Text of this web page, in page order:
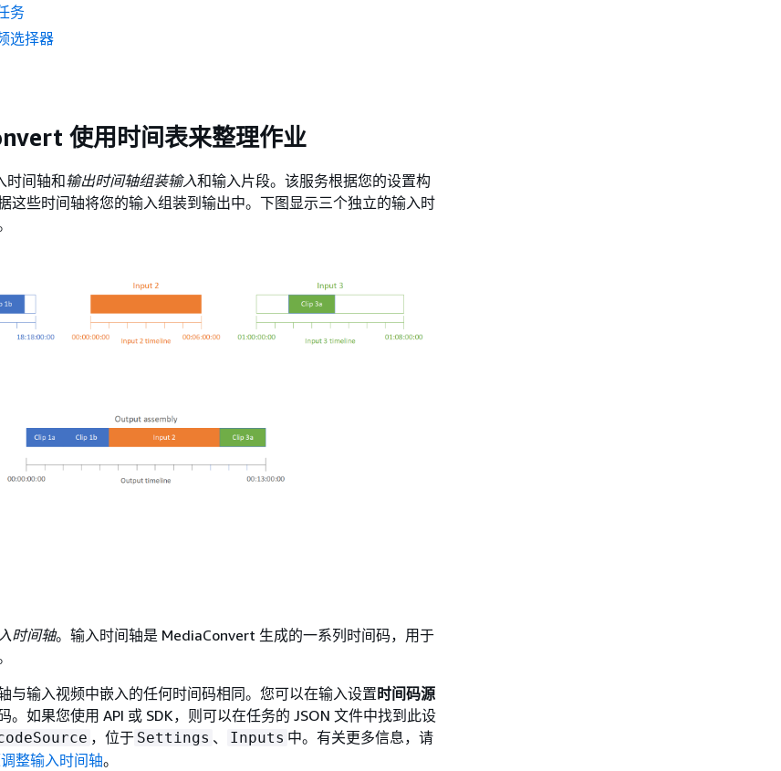
务
选择器
使用时间表来整理作业
时间轴和输出时间轴组装输入和输入片段。该服务根据您的设置构
这些时间轴将您的输入组装到输出中。下图显示三个独立的输入时
时间轴。输入时间轴是 MediaConvert 生成的一系列时间码，用于
与输入视频中嵌入的任何时间码相同。您可以在输入设置时间码源
。如果您使用 API 或 SDK，则可以在任务的 JSON 文件中找到此设
，位于 Settings 、 Inputs 中。有关更多信息，请
整输入时间轴。